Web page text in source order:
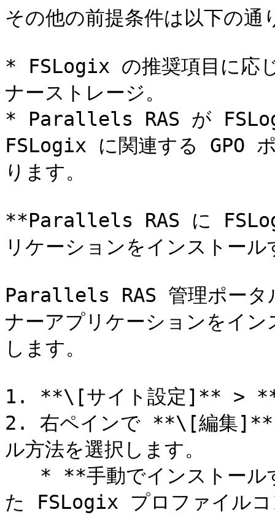
その他の前提条件は以下の通
* FSLogix の推奨項目に応
ナーストレージ。
* Parallels RAS が
FSLogix に関連する GPO
ります。
**Parallels RAS に
リケーションをインストー
Parallels RAS 管理ポータ
ナーアプリケーションをイ
します。
1. **\[サイト設定]** >
2. 右ペインで **\[編集]**
ル方法を選択します。
た FSLogix プロファイルコ